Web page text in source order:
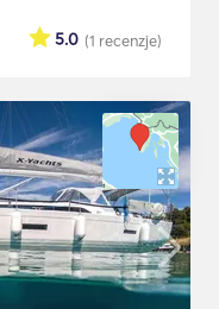
(1 recenzje)
5.0